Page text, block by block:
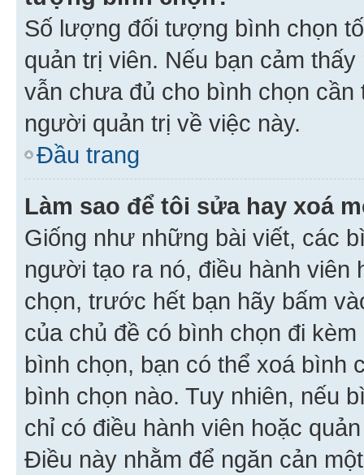
Số lượng đối tượng bình chọn
quản trị viên. Nếu bạn cảm
vẫn chưa đủ cho bình chọn
người quản trị về việc này.
Đầu trang
Làm sao để tôi sửa hay xoá
Giống như những bài viết, các
người tạo ra nó, điều hành
chọn, trước hết bạn hãy bấm
của chủ đề có bình chọn đi
bình chọn, bạn có thể xoá bình
bình chọn nào. Tuy nhiên, nếu
chỉ có điều hành viên hoặc
Điều này nhằm để ngăn cản